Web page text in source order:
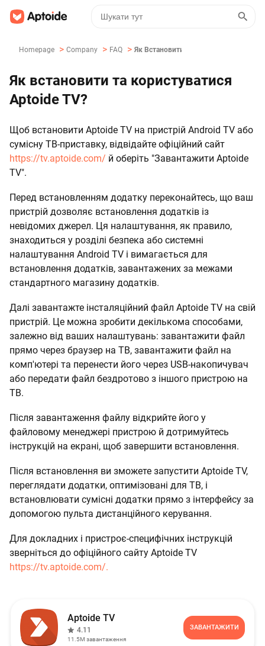
Homepage > Company > FAQ > Як Встановити Та Користуватися
Як встановити та користуватися
Aptoide TV?
Щоб встановити Aptoide TV на пристрій Android TV або
сумісну ТВ-приставку, відвідайте офіційний сайт
https://tv.aptoide.com/ й оберіть "Завантажити Aptoide
TV".
Перед встановленням додатку переконайтесь, що ваш
пристрій дозволяє встановлення додатків із
невідомих джерел. Ця налаштування, як правило,
знаходиться у розділі безпека або системні
налаштування Android TV і вимагається для
встановлення додатків, завантажених за межами
стандартного магазину додатків.
Далі завантажте інсталяційний файл Aptoide TV на свій
пристрій. Це можна зробити декількома способами,
залежно від ваших налаштувань: завантажити файл
прямо через браузер на ТВ, завантажити файл на
комп'ютері та перенести його через USB-накопичувач
або передати файл бездротово з іншого пристрою на
ТВ.
Після завантаження файлу відкрийте його у
файловому менеджері пристрою й дотримуйтесь
інструкцій на екрані, щоб завершити встановлення.
Після встановлення ви зможете запустити Aptoide TV,
переглядати додатки, оптимізовані для ТВ, і
встановлювати сумісні додатки прямо з інтерфейсу за
допомогою пульта дистанційного керування.
Для докладних і пристроє-специфічних інструкцій
зверніться до офіційного сайту Aptoide TV
https://tv.aptoide.com/.
Aptoide TV
4.11
11.5M завантаження
ЗАВАНТАЖИТИ